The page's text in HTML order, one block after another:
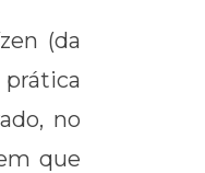
(da
prática
no
que